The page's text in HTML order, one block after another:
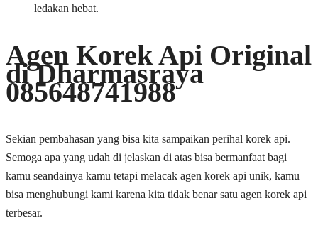
ledakan hebat.
Agen Korek Api Original
di Dharmasraya
085648741988
Sekian pembahasan yang bisa kita sampaikan perihal korek api.
Semoga apa yang udah di jelaskan di atas bisa bermanfaat bagi
kamu seandainya kamu tetapi melacak agen korek api unik, kamu
bisa menghubungi kami karena kita tidak benar satu agen korek api
terbesar.